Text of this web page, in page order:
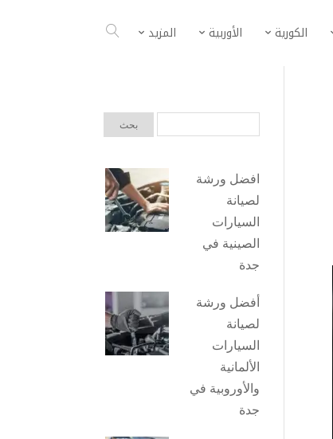
الكورية الأوربية المزيد
افضل ورشة
لصيانة
السيارات
الصينية في
جدة
أفضل ورشة
لصيانة
السيارات
الألمانية
والأوروبية في
جدة